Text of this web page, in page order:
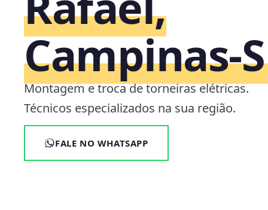
Montagem e troca de torneiras elétricas.
Técnicos especializados na sua região.
FALE NO WHATSAPP